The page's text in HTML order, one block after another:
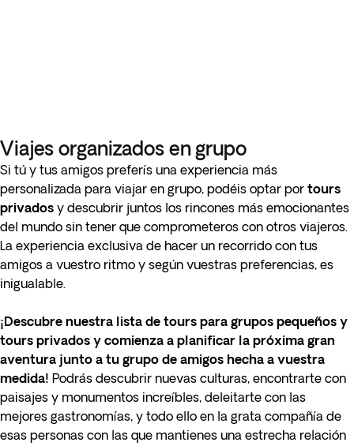
Viajes organizados en grupo
Si tú y tus amigos preferís una experiencia más
personalizada para viajar en grupo, podéis optar por tours
privados y descubrir juntos los rincones más emocionantes
del mundo sin tener que comprometeros con otros viajeros.
La experiencia exclusiva de hacer un recorrido con tus
amigos a vuestro ritmo y según vuestras preferencias, es
inigualable.
¡Descubre nuestra lista de tours para grupos pequeños y
tours privados y comienza a planificar la próxima gran
aventura junto a tu grupo de amigos hecha a vuestra
medida! Podrás descubrir nuevas culturas, encontrarte con
paisajes y monumentos increíbles, deleitarte con las
mejores gastronomías, y todo ello en la grata compañía de
esas personas con las que mantienes una estrecha relación